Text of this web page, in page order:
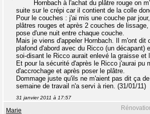
Hornbach à l'achat du plâtre rouge on
suite sur le crépi car il contient de la colle
Pour le couches : j'ai mis une couche par
plâtres rouges et après 2 couches de
pose d'une nuit entre chaque couche.
Mais je viens d'appeler Hornbach. Il m'ont dit
plafond d'abord avec du Ricco (un décapant)
soi-disant le Ricco aurait enlevé la graisse et
Et pour la sécurité d'après le Ricco j'aurai pu
d'accrochage et après poser le plâtre.
Dommage juste qu'ils ne m'aient pas dit ça
semaine de travail n'a servi à rien. (31/01/11)
31 janvier 2011 à 17:57
Marie